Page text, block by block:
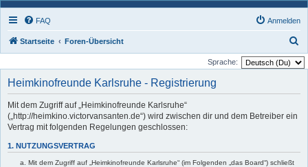
FAQ Anmelden
Startseite Foren-Übersicht
u
Sprache:
Heimkinofreunde Karlsruhe - Registrierung
Mit dem Zugriff auf „Heimkinofreunde Karlsruhe“
(„http://heimkino.victorvansanten.de“) wird zwischen dir und dem Betreiber ein
Vertrag mit folgenden Regelungen geschlossen:
1. NUTZUNGSVERTRAG
Mit dem Zugriff auf „Heimkinofreunde Karlsruhe“ (im Folgenden „das Board“) schließt